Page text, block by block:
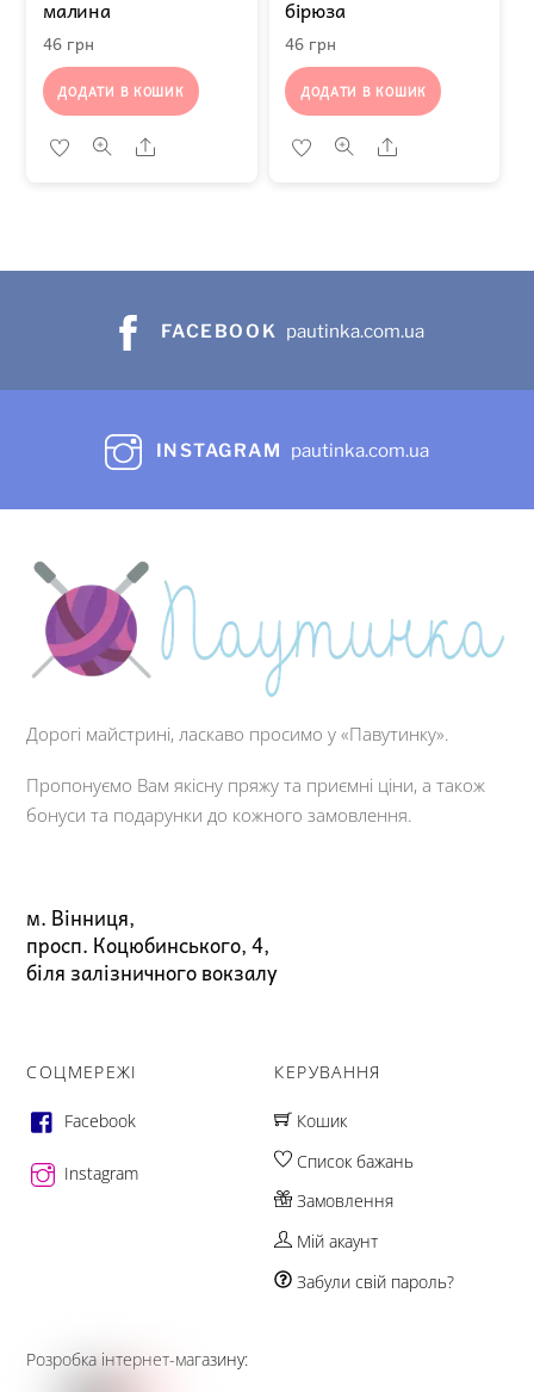
малина
46 грн
ДОДАТИ В КОШИК
Share
бірюза
46 грн
ДОДАТИ В КОШИК
Share
FACEBOOK pautinka.com.ua
INSTAGRAM pautinka.com.ua
Дорогі майстрині, ласкаво просимо у «Павутинку».
Пропонуємо Вам якісну пряжу та приємні ціни, а також
бонуси та подарунки до кожного замовлення.
м. Вінниця,
просп. Коцюбинського, 4,
біля залізничного вокзалу
СОЦМЕРЕЖІ
Facebook
Instagram
КЕРУВАННЯ
Кошик
Список бажань
Замовлення
Мій акаунт
Забули свій пароль?
Розробка інтернет-магазину: